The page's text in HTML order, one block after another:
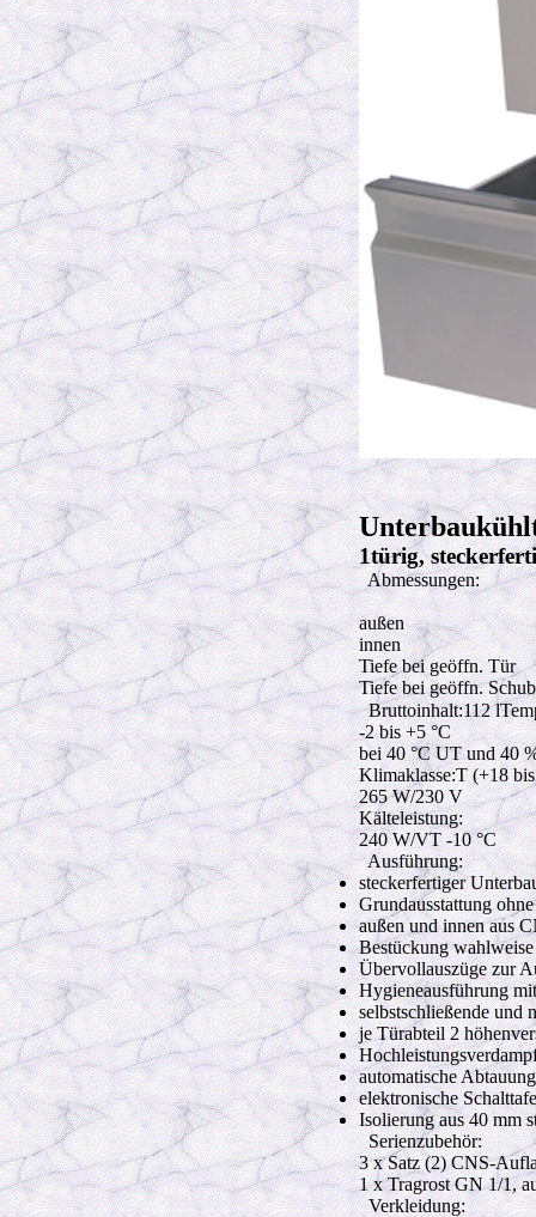
1türig,
Abmessungen:
außen
innen
Tiefe bei geöffn. Tür
Tiefe bei geöffn.
Bruttoinhalt:112
-2 bis +5 °C
bei 40 °C UT und 40
Klimaklasse:T (+18
265 W/230 V
Kälteleistung:
240 W/VT -10 °C
Ausführung:
steckerfertiger
Grundausstattung
außen und innen aus
Bestückung
Übervollauszüge zur
Hygieneausführung
selbstschließende und
je Türabteil 2
automatische
elektronische
Isolierung aus 40 mm
Serienzubehör:
3 x Satz (2) CNS-
1 x Tragrost GN 1/1,
Verkleidung: